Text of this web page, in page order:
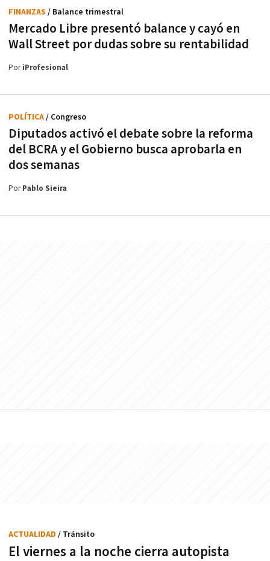
Mercado Libre presentó balance y cayó en
Wall Street por dudas sobre su rentabilidad
FINANZAS / Balance trimestral
PoriProfesional
Diputados activó el debate sobre la reforma
del BCRA y el Gobierno busca aprobarla en
dos semanas
POLÍTICA/ Congreso
PorPablo Sieira
El viernes a la noche cierra autopista
ACTUALIDAD / Tránsito